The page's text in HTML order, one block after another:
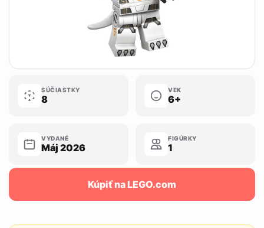
SÚČIASTKY
8
VEK
6+
VYDANÉ
Máj 2026
FIGÚRKY
1
Kúpiť na LEGO.com